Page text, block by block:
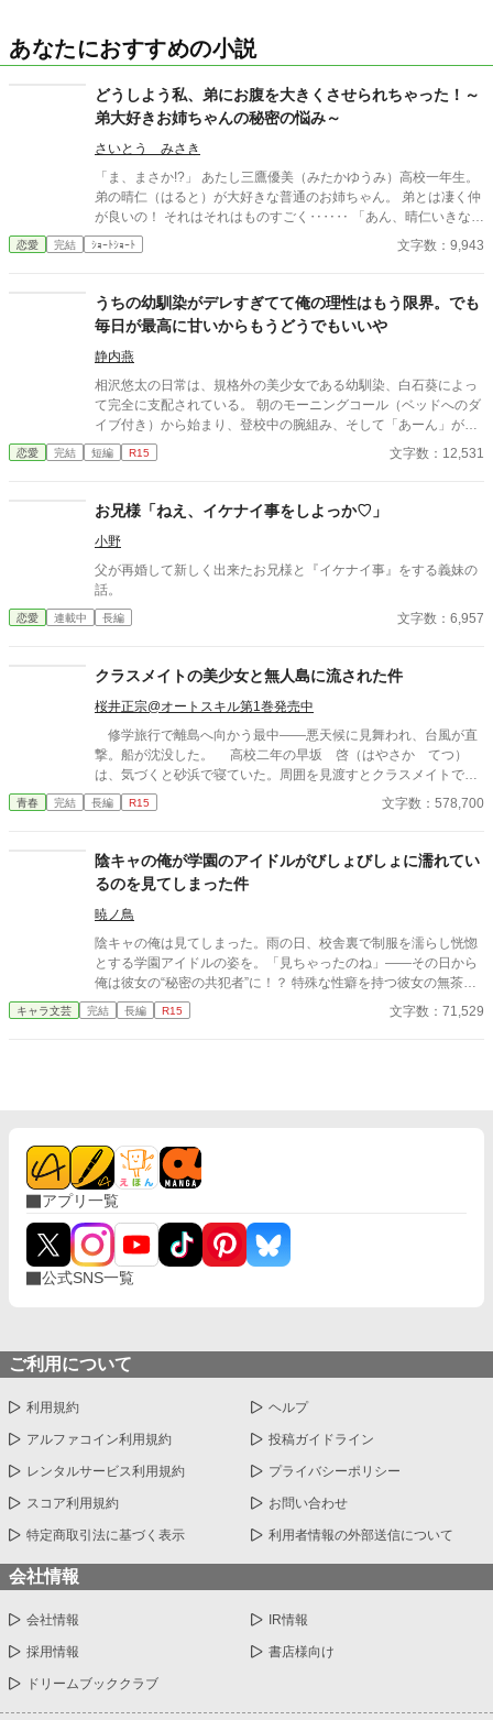
あなたにおすすめの小説
どうしよう私、弟にお腹を大きくさせられちゃった！～
弟大好きお姉ちゃんの秘密の悩み～
さいとう みさき
「ま、まさか!?」 あたし三鷹優美（みたかゆうみ）高校一年生。
弟の晴仁（はると）が大好きな普通のお姉ちゃん。 弟とは凄く仲
が良いの！ それはそれはものすごく‥‥‥ 「あん、晴仁いきなり
そんなのお口に入らないよぉ～♡」 そんな関係のあたしたち。 で
もある日トイレであたしはアレが来そうなのになかなか来ないの
お腹が出て来てる!?」 お姉ちゃんの秘密の悩みです。
恋愛 完結 ｼｮｰﾄｼｮｰﾄ 文字数：9,943
うちの幼馴染がデレすぎてて俺の理性はもう限界。でも
毎日が最高に甘いからもうどうでもいいや
静内燕
相沢悠太の日常は、規格外の美少女である幼馴染、白石葵によっ
て完全に支配されている。 朝のモーニングコール（ベッドへのダ
イブ付き）から始まり、登校中の腕組み、そして「あーん」が義
務付けられた手作り弁当。誰もが羨むラブラブっぷりだが、悠太
はこれを「家族愛」だと頑なに誤解（無視）している。 「ゆーた
の一途。周囲の冷やかしや、葵を狙う男子生徒のプレッシャーが
高まる中、悠太の**「幼馴染フィルター」**はついに限界を迎え
る。 この溺愛っぷり、いつまで「家族」で通せるのか？ 甘すぎる
日常が、悠太の鈍感な理性を溶かし尽くす――最初からクライマ
ックスの、超高濃度イチャイチャ・ラブコメ、開幕！
恋愛 完結 短編 R15 文字数：12,531
お兄様「ねえ、イケナイ事をしよっか♡」
小野
父が再婚して新しく出来たお兄様と『イケナイ事』をする義妹の
話。
恋愛 連載中 長編 文字数：6,957
クラスメイトの美少女と無人島に流された件
桜井正宗@オートスキル第1巻発売中
修学旅行で離島へ向かう最中――悪天候に見舞われ、台風が直
撃。船が沈没した。 高校二年の早坂 啓（はやさか てつ）
は、気づくと砂浜で寝ていた。周囲を見渡すとクラスメイトで美
少女の天音 愛（あまね まな）が隣に倒れていた。 どうや
ら、漂流して流されていたようだった。 帰ろうにも島は『無人
無人島サバイバルをしていくのだが……クラスの女子が次々に見
つかり、やがてハーレムに。 男一人と女子十五人で……取り合
いに発展！？
青春 完結 長編 R15 文字数：578,700
陰キャの俺が学園のアイドルがびしょびしょに濡れてい
るのを見てしまった件
暁ノ鳥
陰キャの俺は見てしまった。雨の日、校舎裏で制服を濡らし恍惚
とする学園アイドルの姿を。「見ちゃったのね」――その日から
俺は彼女の“秘密の共犯者”に！？ 特殊な性癖を持つ彼女の無茶な
「実験」に振り回され、身も心も支配される日々の始まり。二人
の禁断の関係の行方は？。二人の禁断の関係が今、始まる！
キャラ文芸 完結 長編 R15 文字数：71,529
アプリ一覧
公式SNS一覧
ご利用について
利用規約 ヘルプ
アルファコイン利用規約 投稿ガイドライン
レンタルサービス利用規約 プライバシーポリシー
スコア利用規約 お問い合わせ
特定商取引法に基づく表示 利用者情報の外部送信について
会社情報
会社情報 IR情報
採用情報 書店様向け
ドリームブッククラブ